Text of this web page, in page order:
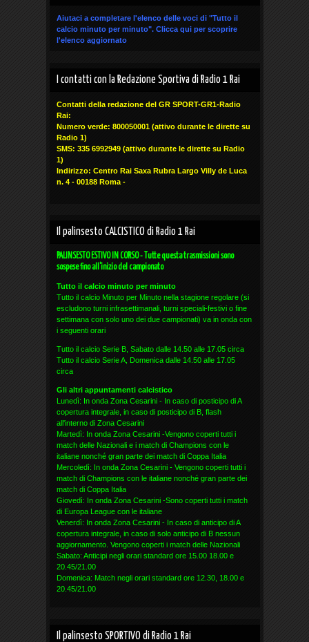
Aiutaci a completare l'elenco delle voci di "Tutto il
calcio minuto per minuto". Clicca quiper scoprire
l'elenco aggiornato
I contatti con la Redazione Sportiva di Radio 1 Rai
Contatti della redazione del GR SPORT-GR1-Radio
Rai:
Numero verde: 800050001 (attivo durante le dirette su
Radio 1)
SMS: 335 6992949 (attivo durante le dirette su Radio
1)
Indirizzo: Centro Rai Saxa Rubra Largo Villy de Luca
n. 4 - 00188 Roma -
Il palinsesto CALCISTICO di Radio 1 Rai
PALINSESTO ESTIVO IN CORSO - Tutte questa trasmissioni sono
sospese fino all'inizio del campionato
Tutto il calcio minuto per minuto
Tutto il calcio Minuto per Minuto nella stagione regolare (si
escludono turni infrasettimanali, turni speciali-festivi o fine
settimana con solo uno dei due campionati) va in onda con
i seguenti orari
Tutto il calcio Serie B, Sabato dalle 14.50 alle 17.05 circa
Tutto il calcio Serie A, Domenica dalle 14.50 alle 17.05
circa
Gli altri appuntamenti calcistico
Lunedì: In onda Zona Cesarini - In caso di posticipo di A
copertura integrale, in caso di posticipo di B, flash
all'interno di Zona Cesarini
Martedì: In onda Zona Cesarini -Vengono coperti tutti i
match delle Nazionali e i match di Champions con le
italiane nonché gran parte dei match di Coppa Italia
Mercoledì: In onda Zona Cesarini - Vengono coperti tutti i
match di Champions con le italiane nonché gran parte dei
match di Coppa Italia
Giovedì: In onda Zona Cesarini -Sono coperti tutti i match
di Europa League con le italiane
Venerdì: In onda Zona Cesarini - In caso di anticipo di A
copertura integrale, in caso di solo anticipo di B nessun
aggiornamento. Vengono coperti i match delle Nazionali
Sabato: Anticipi negli orari standard ore 15.00 18.00 e
20.45/21.00
Domenica: Match negli orari standard ore 12.30, 18.00 e
20.45/21.00
Il palinsesto SPORTIVO di Radio 1 Rai